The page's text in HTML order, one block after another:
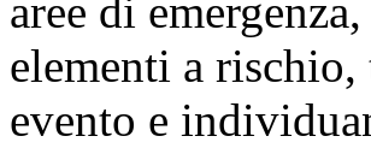
aree di
elementi a
evento e